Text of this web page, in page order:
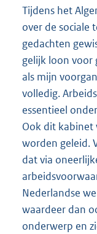
Tijdens het
over de sociale
gedachten
gelijk loon voor
als mijn
volledig.
essentieel
Ook dit
worden geleid.
dat via
Nederlandse
waardeer dan
onderwerp en